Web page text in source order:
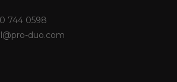
744 0598
duo.com